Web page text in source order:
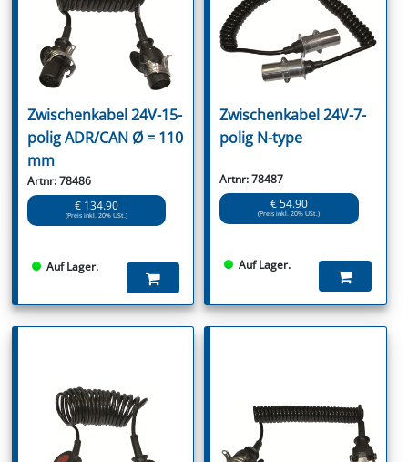
Zwischenkabel 24V-15-
polig ADR/CAN Ø = 110
mm
Artnr: 78486
€ 134.90
(Preis inkl. 20% USt.)
Auf Lager.
Zwischenkabel 24V-7-
polig N-type
Artnr: 78487
€ 54.90
(Preis inkl. 20% USt.)
Auf Lager.